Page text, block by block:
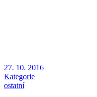
27. 10. 2016
Kategorie
ostatní